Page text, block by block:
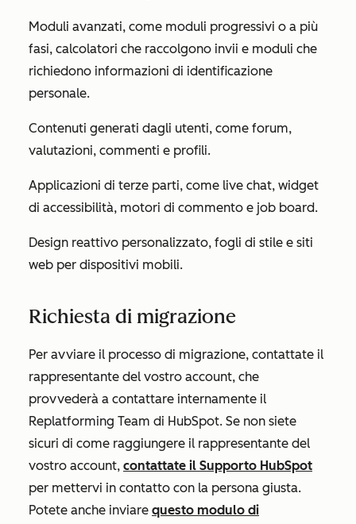
Moduli avanzati, come moduli progressivi o a più
fasi, calcolatori che raccolgono invii e moduli che
richiedono informazioni di identificazione
personale.
Contenuti generati dagli utenti, come forum,
valutazioni, commenti e profili.
Applicazioni di terze parti, come live chat, widget
di accessibilità, motori di commento e job board.
Design reattivo personalizzato, fogli di stile e siti
web per dispositivi mobili.
Richiesta di migrazione
Per avviare il processo di migrazione, contattate il
rappresentante del vostro account, che
provvederà a contattare internamente il
Replatforming Team di HubSpot. Se non siete
sicuri di come raggiungere il rappresentante del
vostro account, contattate il Supporto HubSpot
per mettervi in contatto con la persona giusta.
Potete anche inviare questo modulo di